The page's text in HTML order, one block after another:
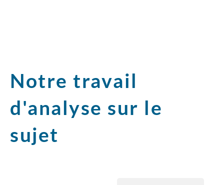
Notre travail
d'analyse sur le
sujet